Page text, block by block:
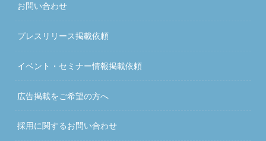
お問い合わせ
プレスリリース掲載依頼
イベント・セミナー情報掲載依頼
広告掲載をご希望の方へ
採用に関するお問い合わせ